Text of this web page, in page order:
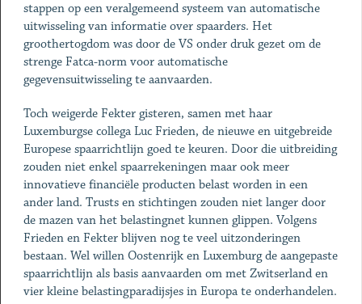
stappen op een veralgemeend systeem van automatische
uitwisseling van informatie over spaarders. Het
groothertogdom was door de VS onder druk gezet om de
strenge Fatca-norm voor automatische
gegevensuitwisseling te aanvaarden.
Toch weigerde Fekter gisteren, samen met haar
Luxemburgse collega Luc Frieden, de nieuwe en uitgebreide
Europese spaarrichtlijn goed te keuren. Door die uitbreiding
zouden niet enkel spaarrekeningen maar ook meer
innovatieve financiële producten belast worden in een
ander land. Trusts en stichtingen zouden niet langer door
de mazen van het belastingnet kunnen glippen. Volgens
Frieden en Fekter blijven nog te veel uitzonderingen
bestaan. Wel willen Oostenrijk en Luxemburg de aangepaste
spaarrichtlijn als basis aanvaarden om met Zwitserland en
vier kleine belastingparadijsjes in Europa te onderhandelen.